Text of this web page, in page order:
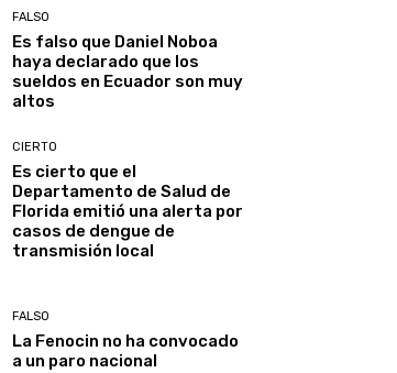
FALSO
Es falso que Daniel Noboa
haya declarado que los
sueldos en Ecuador son muy
altos
CIERTO
Es cierto que el
Departamento de Salud de
Florida emitió una alerta por
casos de dengue de
transmisión local
FALSO
La Fenocin no ha convocado
a un paro nacional